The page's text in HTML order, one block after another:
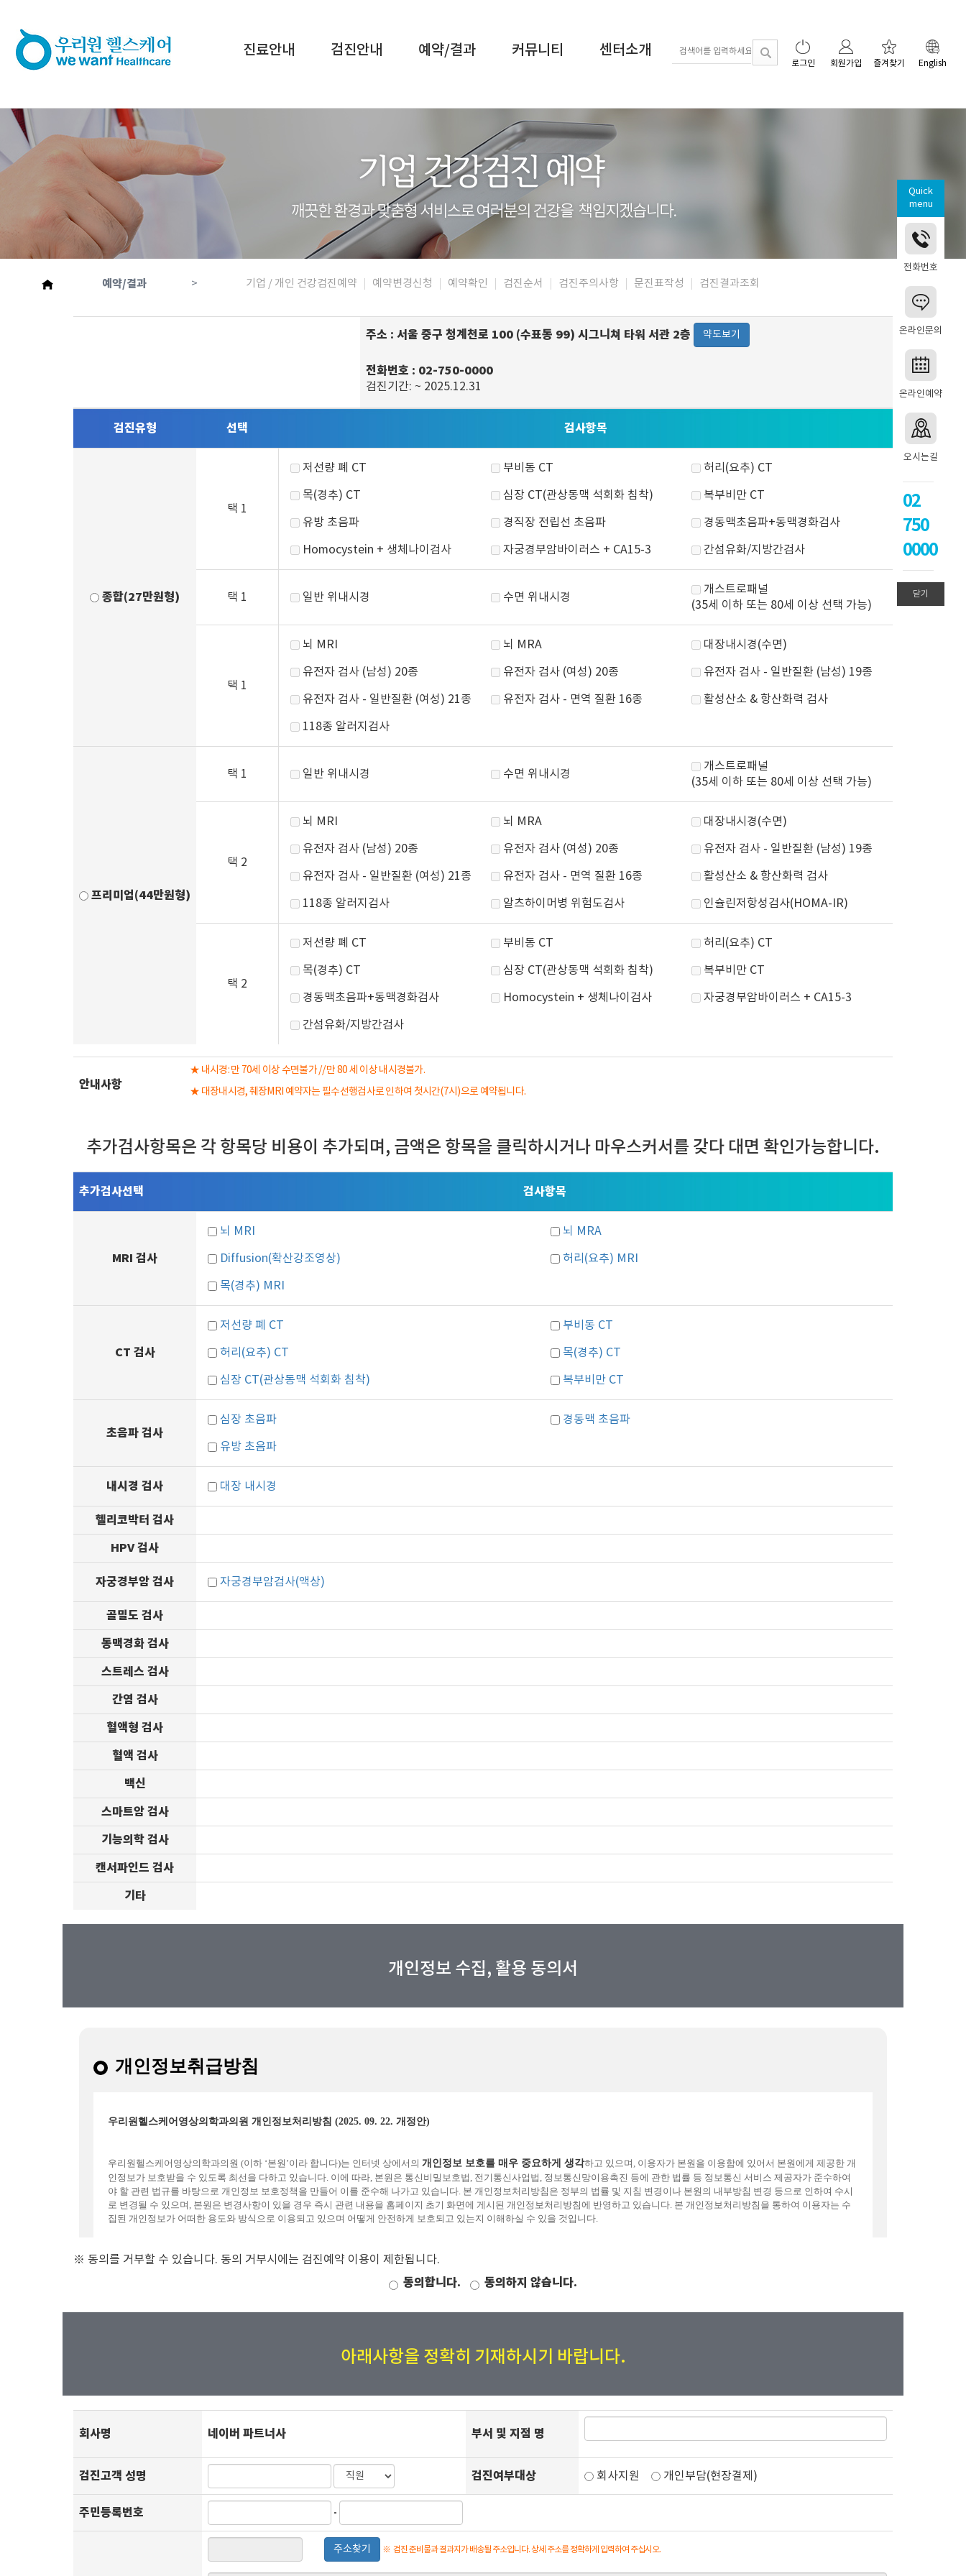
Quick
menu
전화번호
온라인문의
온라인예약
오시는길
02
750
0000
닫기
진료안내 검진안내 예약/결과 커뮤니티 센터소개
로그인 회원가입 즐겨찾기 English
예약/결과 > 기업 / 개인 건강검진예약 예약변경신청 예약확인 검진순서 검진주의사항 문진표작성 검진결과조회
주소 : 서울 중구 청계천로 100 (수표동 99) 시그니쳐 타워 서관 2층 약도보기
전화번호 : 02-750-0000
검진기간: ~ 2025.12.31
검진유형 선택 검사항목
종합(27만원형)
택 1
저선량 폐 CT 부비동 CT 허리(요추) CT
목(경추) CT 심장 CT(관상동맥 석회화 침착) 복부비만 CT
유방 초음파 경직장 전립선 초음파 경동맥초음파+동맥경화검사
Homocystein + 생체나이검사 자궁경부암바이러스 + CA15-3 간섬유화/지방간검사
택 1 일반 위내시경 수면 위내시경
개스트로패널
(35세 이하 또는 80세 이상 선택 가능)
택 1
뇌 MRI 뇌 MRA 대장내시경(수면)
유전자 검사 (남성) 20종 유전자 검사 (여성) 20종 유전자 검사 - 일반질환 (남성) 19종
유전자 검사 - 일반질환 (여성) 21종 유전자 검사 - 면역 질환 16종 활성산소 & 항산화력 검사
118종 알러지검사
프리미엄(44만원형)
택 1 일반 위내시경 수면 위내시경
개스트로패널
(35세 이하 또는 80세 이상 선택 가능)
택 2
뇌 MRI 뇌 MRA 대장내시경(수면)
유전자 검사 (남성) 20종 유전자 검사 (여성) 20종 유전자 검사 - 일반질환 (남성) 19종
유전자 검사 - 일반질환 (여성) 21종 유전자 검사 - 면역 질환 16종 활성산소 & 항산화력 검사
118종 알러지검사 알츠하이머병 위험도검사 인슐린저항성검사(HOMA-IR)
택 2
저선량 폐 CT 부비동 CT 허리(요추) CT
목(경추) CT 심장 CT(관상동맥 석회화 침착) 복부비만 CT
경동맥초음파+동맥경화검사 Homocystein + 생체나이검사 자궁경부암바이러스 + CA15-3
간섬유화/지방간검사
안내사항
★ 내시경: 만 70세 이상 수면불가 // 만 80 세 이상 내시경불가.
★ 대장내시경, 췌장MRI 예약자는 필수선행검사로 인하여 첫시간(7시)으로 예약됩니다.
추가검사항목은 각 항목당 비용이 추가되며, 금액은 항목을 클릭하시거나 마우스커서를 갖다 대면 확인가능합니다.
추가검사선택 검사항목
MRI 검사
뇌 MRI 뇌 MRA
Diffusion(확산강조영상) 허리(요추) MRI
목(경추) MRI
CT 검사
저선량 폐 CT 부비동 CT
허리(요추) CT 목(경추) CT
심장 CT(관상동맥 석회화 침착) 복부비만 CT
초음파 검사
심장 초음파 경동맥 초음파
유방 초음파
내시경 검사 대장 내시경
헬리코박터 검사
HPV 검사
자궁경부암 검사 자궁경부암검사(액상)
골밀도 검사
동맥경화 검사
스트레스 검사
간염 검사
혈액형 검사
혈액 검사
백신
스마트암 검사
기능의학 검사
캔서파인드 검사
기타
개인정보 수집, 활용 동의서
※ 동의를 거부할 수 있습니다. 동의 거부시에는 검진예약 이용이 제한됩니다.
동의합니다. 동의하지 않습니다.
아래사항을 정확히 기재하시기 바랍니다.
회사명 네이버 파트너사 부서 및 지점 명
검진고객 성명 검진여부대상 회사지원 개인부담(현장결제)
주민등록번호 -
주소찾기 ※ 검진 준비물과 결과지가 배송될 주소입니다. 상세 주소를 정확하게 입력하여 주십시오.